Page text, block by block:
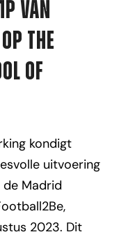
van
The
of
kondigt
uitvoering
Madrid
2023. Dit